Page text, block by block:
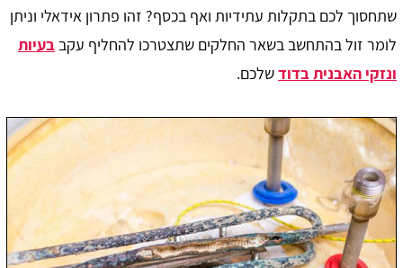
שתחסוך לכם בתקלות עתידיות ואף בכסף? זהו פתרון אידאלי וניתן
לומר זול בהתחשב בשאר החלקים שתצטרכו להחליף עקב בעיות
ונזקי האבנית בדודשלכם.